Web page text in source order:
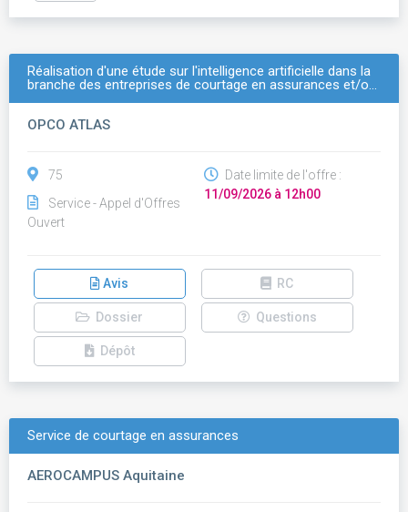
Réalisation d'une étude sur l'intelligence artificielle dans la
branche des entreprises de courtage en assurances et/o…
OPCO ATLAS
75
Service - Appel d'Offres
Ouvert
Date limite de l'offre :
11/09/2026 à 12h00
Avis RC
Dossier Questions
Dépôt
Service de courtage en assurances
AEROCAMPUS Aquitaine